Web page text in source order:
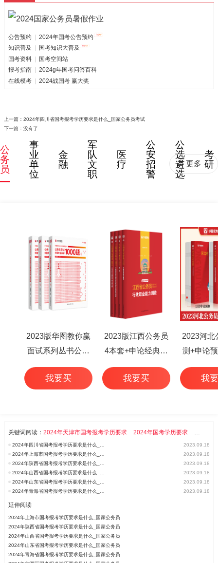
公告预约
2024年国考公告预约
知识普及
国考知识大普及
国考资料
国考空间站
报考指南
2024g年国考问答百科
在线模考
2024战国考 赢大奖
上一篇： 2024年四川省国考报考学历要求是什么_国家公务员考试
下一篇：没有了
公
务
员
事
业
单
位
金
融
军
队
文
职
医
疗
公
安
招
警
公
选
遴
选
考
研
更多
2023版华图教你赢
面试系列丛书公务
员面试华图专家详
解1000题（3本
我要买
2023版江西公务员
4本套+申论经典范
文50篇+行测高频考
点 6本
我要买
2023河北
测+申论
本
我
关键词阅读： 2024年天津市国考报考学历要求 2024年国考学历要求
2023.09.18
2023.09.18
2023.09.18
2023.09.18
2023.09.18
2023.09.18
延伸阅读
2024年上海市国考报考学历要求是什么_国家公务员
2024年陕西省国考报考学历要求是什么_国家公务员
2024年山西省国考报考学历要求是什么_国家公务员
2024年山东省国考报考学历要求是什么_国家公务员
2024年青海省国考报考学历要求是什么_国家公务员